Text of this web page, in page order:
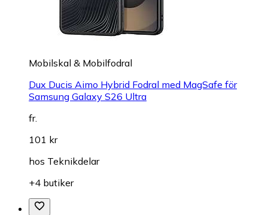
Mobilskal & Mobilfodral
Dux Ducis Aimo Hybrid Fodral med MagSafe för
Samsung Galaxy S26 Ultra
fr.
101 kr
hos Teknikdelar
+4 butiker